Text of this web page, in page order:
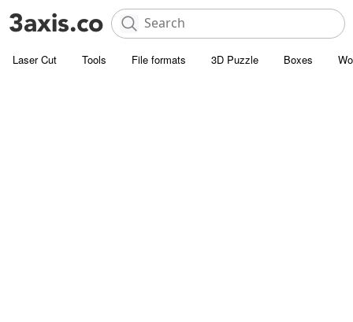
Laser Cut Tools File formats 3D Puzzle Boxes